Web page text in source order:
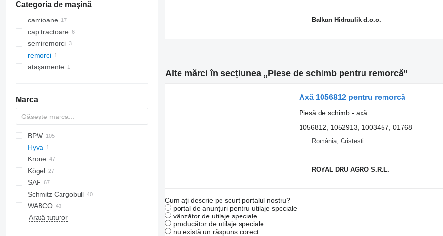
Categoria de maşină
camioane
cap tractoare
semiremorci
remorci
ataşamente
Marca
BPW
XF
HS
Hyva
Eurotrakker
Krone
SDP
Kögel
ZW
TGA
TGL
TGS
TGX
Actros
Antos
Arocs
SAF
Schmitz Cargobull
SCB
SKO
FH
FM
WABCO
Arată tuturor
Balkan Hidraulik d.o.o.
Alte mărci în secțiunea „Piese de schimb pentru remorcă”
Axă 1056812 pentru remorcă
Piesă de schimb - axă
1056812, 1052913, 1003457, 01768
România, Cristesti
ROYAL DRU AGRO S.R.L.
Cum ați descrie pe scurt portalul nostru?
portal de anunțuri pentru utilaje speciale
vânzător de utilaje speciale
producător de utilaje speciale
nu există un răspuns corect